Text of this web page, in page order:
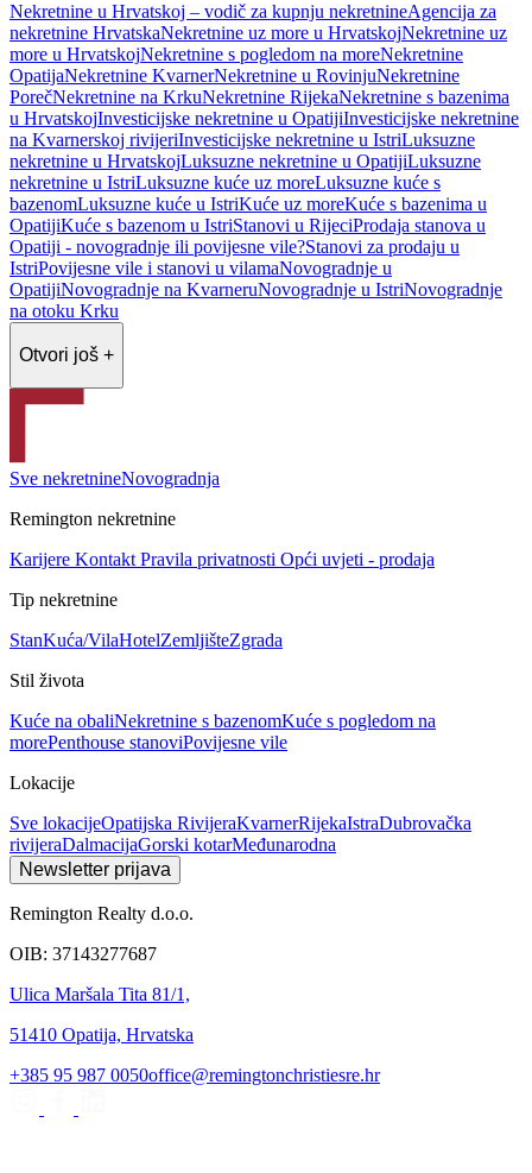
Nekretnine u Hrvatskoj – vodič za kupnju nekretnineAgencija za
nekretnine HrvatskaNekretnine uz more u HrvatskojNekretnine uz
more u HrvatskojNekretnine s pogledom na moreNekretnine
OpatijaNekretnine KvarnerNekretnine u RovinjuNekretnine
PorečNekretnine na KrkuNekretnine RijekaNekretnine s bazenima
u HrvatskojInvesticijske nekretnine u OpatijiInvesticijske nekretnine
na Kvarnerskoj rivijeriInvesticijske nekretnine u IstriLuksuzne
nekretnine u HrvatskojLuksuzne nekretnine u OpatijiLuksuzne
nekretnine u IstriLuksuzne kuće uz moreLuksuzne kuće s
bazenomLuksuzne kuće u IstriKuće uz moreKuće s bazenima u
OpatijiKuće s bazenom u IstriStanovi u RijeciProdaja stanova u
Opatiji - novogradnje ili povijesne vile?Stanovi za prodaju u
IstriPovijesne vile i stanovi u vilamaNovogradnje u
OpatijiNovogradnje na KvarneruNovogradnje u IstriNovogradnje
na otoku Krku
Otvori još +
Sve nekretnineNovogradnja
Remington nekretnine
Karijere Kontakt Pravila privatnosti Opći uvjeti - prodaja
Tip nekretnine
StanKuća/VilaHotelZemljišteZgrada
Stil života
Kuće na obaliNekretnine s bazenomKuće s pogledom na
morePenthouse stanoviPovijesne vile
Lokacije
Sve lokacijeOpatijska RivijeraKvarnerRijekaIstraDubrovačka
rivijeraDalmacijaGorski kotarMeđunarodna
Newsletter prijava
Remington Realty d.o.o.
OIB: 37143277687
Ulica Maršala Tita 81/1,
51410 Opatija, Hrvatska
+385 95 987 0050office@remingtonchristiesre.hr